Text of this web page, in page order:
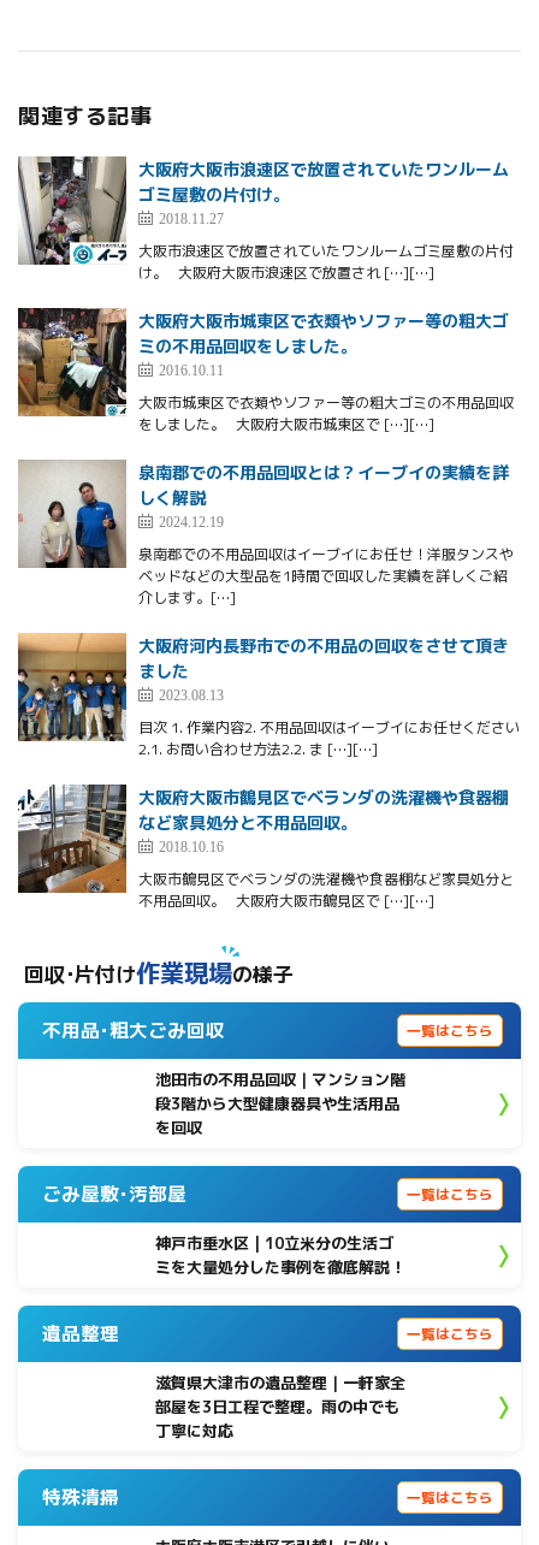
関連する記事
大阪府大阪市浪速区で放置されていたワンルーム
ゴミ屋敷の片付け。
2018.11.27
大阪市浪速区で放置されていたワンルームゴミ屋敷の片付
け。 大阪府大阪市浪速区で放置され […][…]
大阪府大阪市城東区で衣類やソファー等の粗大ゴ
ミの不用品回収をしました。
2016.10.11
大阪市城東区で衣類やソファー等の粗大ゴミの不用品回収
をしました。 大阪府大阪市城東区で […][…]
泉南郡での不用品回収とは？イーブイの実績を詳
しく解説
2024.12.19
泉南郡での不用品回収はイーブイにお任せ！洋服タンスや
ベッドなどの大型品を1時間で回収した実績を詳しくご紹
介します。[…]
大阪府河内長野市での不用品の回収をさせて頂き
ました
2023.08.13
目次 1. 作業内容2. 不用品回収はイーブイにお任せください
2.1. お問い合わせ方法2.2. ま […][…]
大阪府大阪市鶴見区でベランダの洗濯機や食器棚
など家具処分と不用品回収。
2018.10.16
大阪市鶴見区でベランダの洗濯機や食器棚など家具処分と
不用品回収。 大阪府大阪市鶴見区で […][…]
回収･片付け作業現場の様子
不用品･粗大ごみ回収 一覧はこちら
池田市の不用品回収｜マンション階
段3階から大型健康器具や生活用品
を回収
ごみ屋敷･汚部屋 一覧はこちら
神戸市垂水区 | 10立米分の生活ゴ
ミを大量処分した事例を徹底解説！
遺品整理 一覧はこちら
滋賀県大津市の遺品整理｜一軒家全
部屋を3日工程で整理。雨の中でも
丁寧に対応
特殊清掃 一覧はこちら